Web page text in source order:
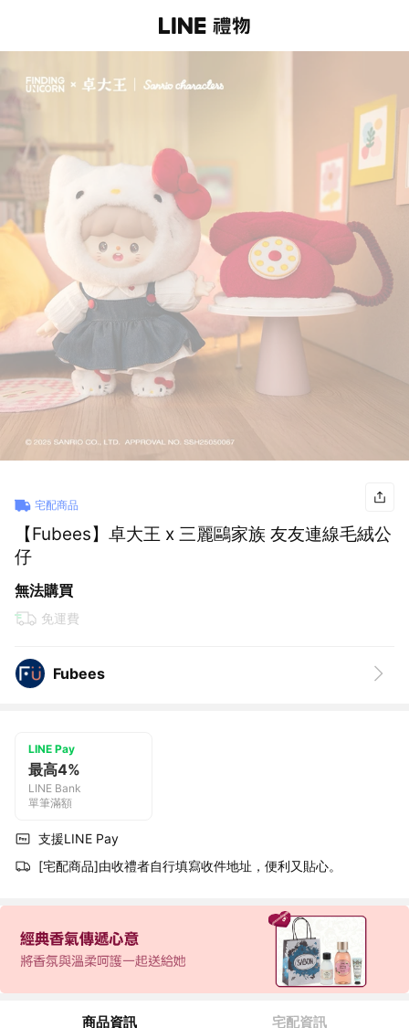
宅配商品
【Fubees】卓大王 x 三麗鷗家族 友友連線毛絨公
仔
無法購買
免運費
Fubees
LINE Pay
最高4%
LINE Bank
單筆滿額
支援LINE Pay
[宅配商品]由收禮者自行填寫收件地址，便利又貼心。
商品資訊 宅配資訊